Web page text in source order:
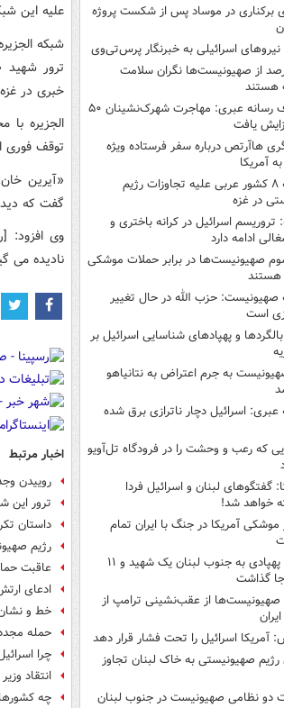
برکناری در موساد پس از شکست پروژه
اسرائیلی به خبرنگار پرس‌تی‌وی
درصد از صهیونیست‌ها نگران سلامت
هستند
اعتراف رسانه عبری: مهاجرت شهرک‌نشینان ۵۰
یافت
هاآرتص درباره سفر فرستاده ویژه
آمریکا
بیانیه ۸ کشور عربی علیه تجاوزات رژیم
در غزه
تروریسم اسرائیل در کرانه باختری و
ادامه دارد
صهیونیست‌ها در برابر حملات موشکی
هستند
صهیونیست: حزب الله در حال تغییر
است
بالگردها و پهپادهای شناسایی اسرائیل بر
به جرم اعتراض به نتانیاهو
عبری: اسرائیل دچار ناترازی برق شده
که رعب و وحشت را در فرودگاه تل‌آویو
گفتگوهای لبنان و اسرائیل فردا
خواهد شد!
موشکی آمریکا در جنگ با ایران تمام
حمله پهپادی به جنوب لبنان یک شهید و ۱۱
گذاشت
از عقب‌نشینی ترامپ از
آمریکا اسرائیل را تحت فشار قرار دهد
صهیونیستی به خاک لبنان تجاوز
دو نظامی صهیونیست در جنوب لبنان
علیه این
شبکه
ترور شهید
خبری در
الجزیره با
توقف فوری
«آیرین
گفت که
وی افزود:
نادیده می
اخبار مرتبط
روییدن
ترور این
داستان
رژیم
عاقبت
ادعای
خط و نشان
حمله
چرا
انتقاد
چه